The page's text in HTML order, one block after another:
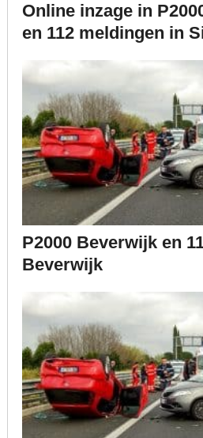
Online inzage in
en 112 meldingen in
P2000 Beverwijk en
Beverwijk